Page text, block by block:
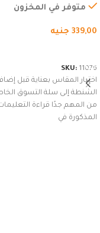
متوفر في المخزون
339,00 جنيه
SKU: 11076
اختيار المقاس بعناية قبل
الشنطة إلى سلة التسوق
من المهم جدًا قراءة التعليمات
المذكورة في